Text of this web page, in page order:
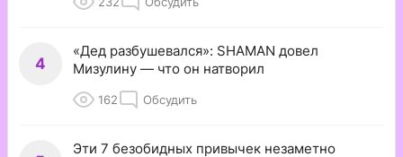
4
«Дед разбушевался»: SHAMAN довел
Мизулину — что он натворил
162 Обсудить
Эти 7 безобидных привычек незаметно